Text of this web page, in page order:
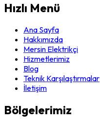
Hızlı Menü
Ana Sayfa
Hakkımızda
Mersin Elektrikçi
Hizmetlerimiz
Blog
Teknik Karşılaştırmalar
İletişim
Bölgelerimiz